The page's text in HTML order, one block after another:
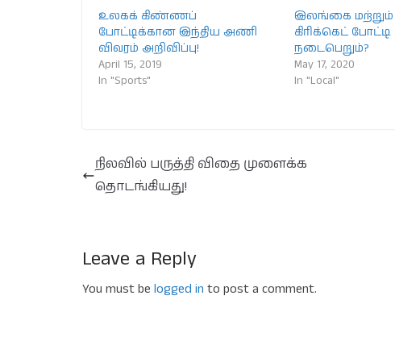
உலகக் கிண்ணப்
போட்டிக்கான இந்திய அணி
விவரம் அறிவிப்பு!
April 15, 2019
In "Sports"
இலங்கை மற்றும்
கிரிக்கெட்
நடைபெறும்?
May 17, 2020
In "Local"
நிலவில் பருத்தி விதை முளைக்க
தொடங்கியது!
Leave a Reply
You must be logged in to post a comment.